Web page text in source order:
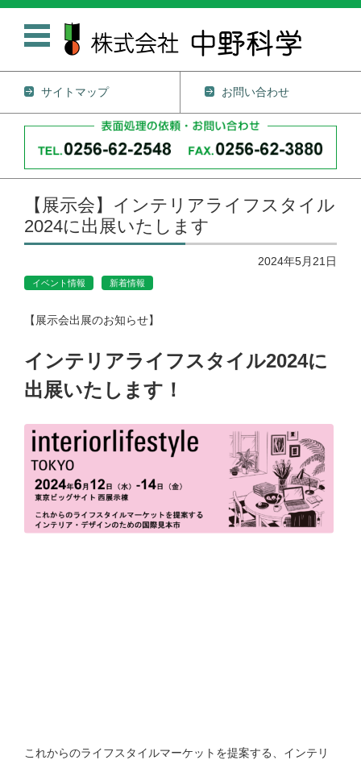
サイトマップ お問い合わせ
コンテンツに移動
【展示会】インテリアライフスタイル
2024に出展いたします
2024年5月21日
イベント情報 新着情報
【展示会出展のお知らせ】
インテリアライフスタイル2024に
出展いたします！
これからのライフスタイルマーケットを提案する、インテリ